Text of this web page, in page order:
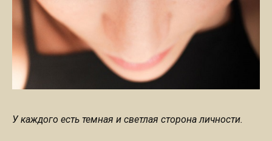
У каждого есть темная и светлая сторона личности.